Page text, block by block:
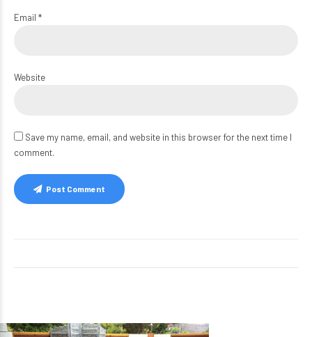
Email *
Website
Save my name, email, and website in this browser for the next time I
comment.
Post Comment